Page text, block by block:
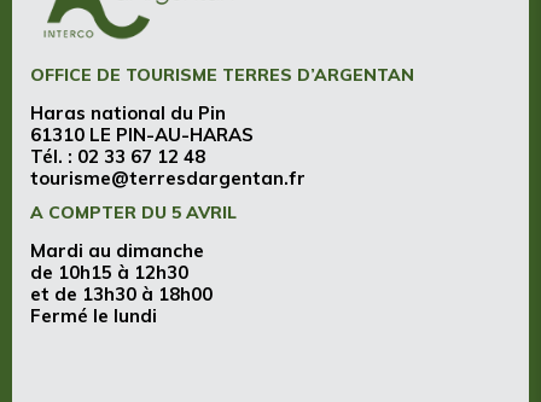
OFFICE DE TOURISME TERRES D’ARGENTAN
Haras national du Pin
61310 LE PIN-AU-HARAS
Tél. : 02 33 67 12 48
tourisme@terresdargentan.fr
A COMPTER DU 5 AVRIL
Mardi au dimanche
de 10h15 à 12h30
et de 13h30 à 18h00
Fermé le lundi